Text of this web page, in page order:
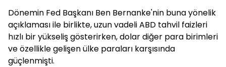
Dönemin Fed Başkanı Ben Bernanke'nin buna yönelik
açıklaması ile birlikte, uzun vadeli ABD tahvil faizleri
hızlı bir yükseliş gösterirken, dolar diğer para birimleri
ve özellikle gelişen ülke paraları karşısında
güçlenmişti.